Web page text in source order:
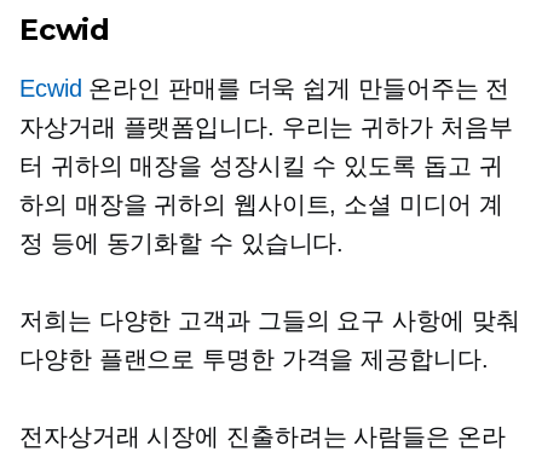
Ecwid
Ecwid 온라인 판매를 더욱 쉽게 만들어주는 전
자상거래 플랫폼입니다. 우리는 귀하가 처음부
터 귀하의 매장을 성장시킬 수 있도록 돕고 귀
하의 매장을 귀하의 웹사이트, 소셜 미디어 계
정 등에 동기화할 수 있습니다.
저희는 다양한 고객과 그들의 요구 사항에 맞춰
다양한 플랜으로 투명한 가격을 제공합니다.
전자상거래 시장에 진출하려는 사람들은 온라